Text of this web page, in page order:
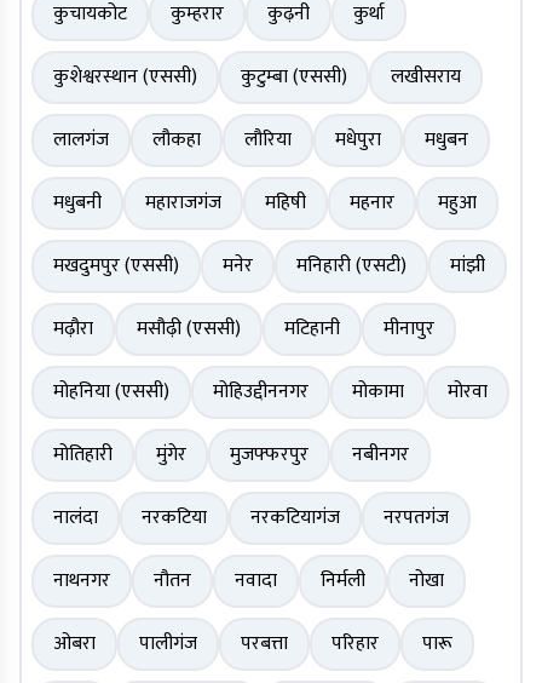
कुचायकोट
कुम्हरार कुढ़नी
कुर्था
कुशेश्वरस्थान (एससी)
कुटुम्बा (एससी)
लखीसराय
लालगंज
लौकहा लौरिया मधेपुरा
मधुबन
मधुबनी
महाराजगंज महिषी महनार
महुआ
मखदुमपुर (एससी)
मनेर मनिहारी (एसटी)
मांझी
मढ़ौरा
मसौढ़ी (एससी) मटिहानी
मीनापुर
मोहनिया (एससी)
मोहिउद्दीननगर मोकामा
मोरवा
मोतिहारी
मुंगेर मुजफ्फरपुर
नबीनगर
नालंदा
नरकटिया नरकटियागंज
नरपतगंज
नाथनगर
नौतन नवादा निर्मली
नोखा
ओबरा
पालीगंज परबत्ता परिहार पारू